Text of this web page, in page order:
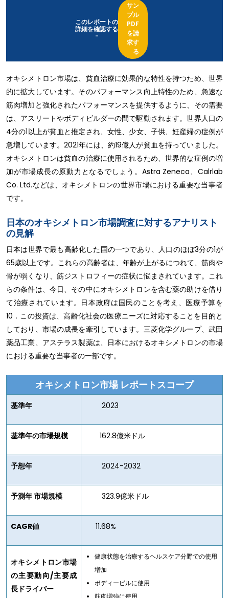
このレポートの
詳細を確認する
-
サン
プル
PDF
を請
求す
る
オキシメトロン市場は、貧血治療に効果的な特性を持つため、世界
的に拡大しています。そのパフォーマンス向上特性のため、急速な
筋肉増加と強化されたパフォーマンスを提供するように、その需要
は、アスリートやボディビルダーの間で駆動されます。世界人口の
4分の1以上が貧血と推定され、女性、少女、子供、妊産婦の症例が
急増しています。2021年には、約19億人が貧血を持っていました。
オキシメトロンは貧血の治療に使用されるため、世界的な症例の増
加が市場成長の原動力となるでしょう。Astra Zeneca、Calrlab
Co. Ltd.などは、オキシメトロンの世界市場における重要な当事者
です。
日本のオキシメトロン市場調査に対するアナリスト
の見解
日本は世界で最も高齢化した国の一つであり、人口のほぼ3分の1が
65歳以上です。これらの高齢者は、年齢が上がるにつれて、筋肉や
骨が弱くなり、筋ジストロフィーの症状に悩まされています。これ
らの条件は、今日、その中にオキシメトロンを含む薬の助けを借り
て治療されています。日本政府は国民のことを考え、医療予算を
10．この投資は、高齢化社会の医療ニーズに対応することを目的と
しており、市場の成長を牽引しています。三菱化学グループ、武田
薬品工業、アステラス製薬は、日本におけるオキシメトロンの市場
における重要な当事者の一部です。
オキシメトロン市場 レポートスコープ
基準年 2023
基準年の市場規模 162.8億米ドル
予想年 2024-2032
予測年 市場規模 323.9億米ドル
CAGR値 11.68%
オキシメトロン市場
の主要動向/主要成
長ドライバー
健康状態を治療するヘルスケア分野での使用
増加
ボディービルに使用
筋肉増強に使用